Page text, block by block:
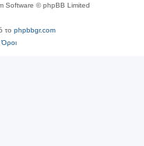
Software © phpBB Limited
το phpbbgr.com
Όροι